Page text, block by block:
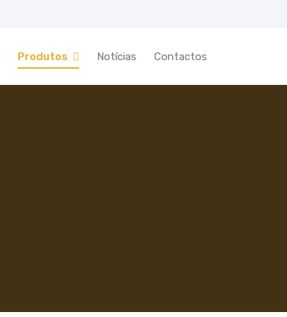
Produtos Notícias Contactos